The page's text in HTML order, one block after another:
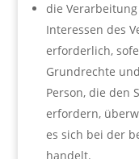
die
Interessen des
erforderlich,
Grundrechte
Person, die den
erfordern,
es sich bei der
handelt.